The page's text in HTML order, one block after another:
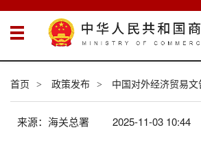
首页 > 政策发布 > 中国对外经济贸易文
来源：海关总署 2025-11-03 10:44